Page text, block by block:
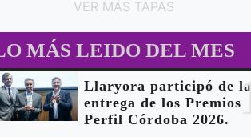
VER MÁS TAPAS
MÁS LEIDO DEL MES
1
Llaryora participó de la
entrega de los Premios
Perfil Córdoba 2026.